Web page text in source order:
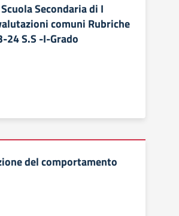
Secondaria di I
comuni Rubriche
24 S.S -I-Grado
del comportamento